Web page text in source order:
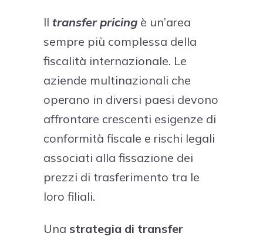
Il transfer pricing è un’area
sempre più complessa della
fiscalità internazionale. Le
aziende multinazionali che
operano in diversi paesi devono
affrontare crescenti esigenze di
conformità fiscale e rischi legali
associati alla fissazione dei
prezzi di trasferimento tra le
loro filiali.
Una strategia di transfer